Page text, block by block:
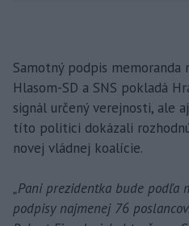
Samotný podpis memoranda
Hlasom-SD a SNS pokladá
signál určený verejnosti, ale
títo politici dokázali
novej vládnej koalície.
„Pani prezidentka bude podľa
podpisy najmenej 76